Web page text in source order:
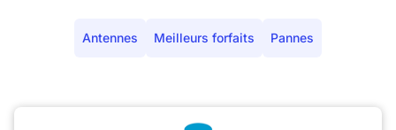
Antennes Meilleurs forfaits Pannes